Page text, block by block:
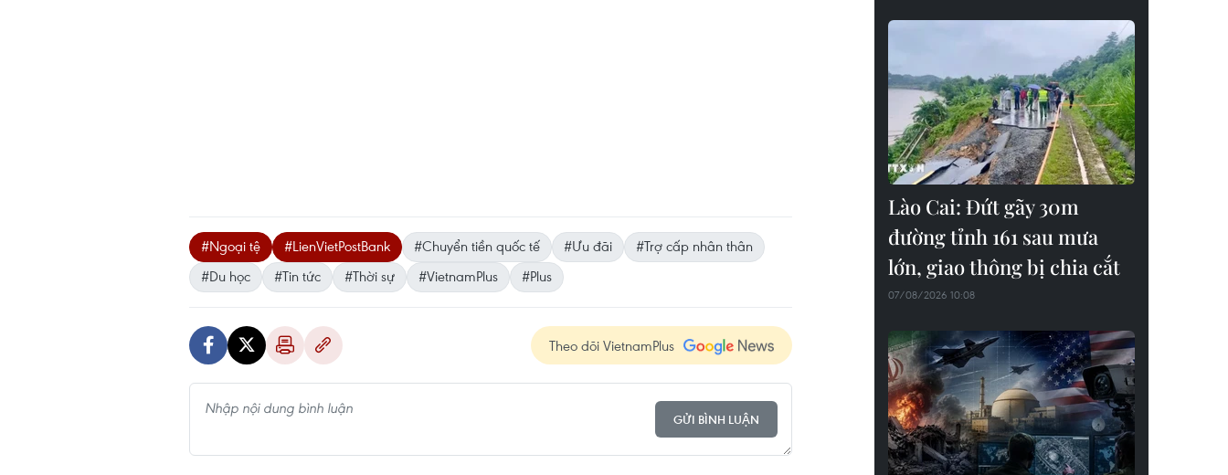
#Ngoại tệ #LienVietPostBank #Chuyển tiền quốc tế #Ưu đãi
#Trợ cấp nhân thân
#Du học
#Tin tức #Thời sự #VietnamPlus #Plus
Theo dõi VietnamPlus
GỬI BÌNH LUẬN
Lào Cai: Đứt gãy 30m
đường tỉnh 161 sau mưa
lớn, giao thông bị chia cắt
07/08/2026 10:08